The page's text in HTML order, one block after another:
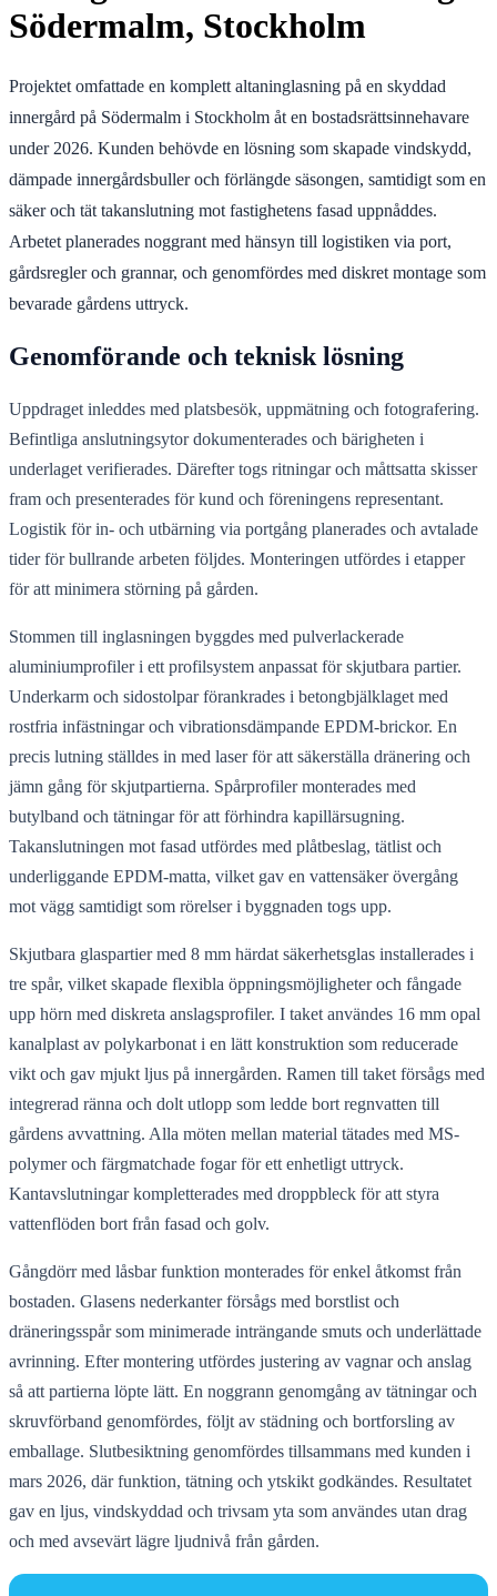
Södermalm, Stockholm
Projektet omfattade en komplett altaninglasning på en skyddad
innergård på Södermalm i Stockholm åt en bostadsrättsinnehavare
under 2026. Kunden behövde en lösning som skapade vindskydd,
dämpade innergårdsbuller och förlängde säsongen, samtidigt som en
säker och tät takanslutning mot fastighetens fasad uppnåddes.
Arbetet planerades noggrant med hänsyn till logistiken via port,
gårdsregler och grannar, och genomfördes med diskret montage som
bevarade gårdens uttryck.
Genomförande och teknisk lösning
Uppdraget inleddes med platsbesök, uppmätning och fotografering.
Befintliga anslutningsytor dokumenterades och bärigheten i
underlaget verifierades. Därefter togs ritningar och måttsatta skisser
fram och presenterades för kund och föreningens representant.
Logistik för in- och utbärning via portgång planerades och avtalade
tider för bullrande arbeten följdes. Monteringen utfördes i etapper
för att minimera störning på gården.
Stommen till inglasningen byggdes med pulverlackerade
aluminiumprofiler i ett profilsystem anpassat för skjutbara partier.
Underkarm och sidostolpar förankrades i betongbjälklaget med
rostfria infästningar och vibrationsdämpande EPDM-brickor. En
precis lutning ställdes in med laser för att säkerställa dränering och
jämn gång för skjutpartierna. Spårprofiler monterades med
butylband och tätningar för att förhindra kapillärsugning.
Takanslutningen mot fasad utfördes med plåtbeslag, tätlist och
underliggande EPDM-matta, vilket gav en vattensäker övergång
mot vägg samtidigt som rörelser i byggnaden togs upp.
Skjutbara glaspartier med 8 mm härdat säkerhetsglas installerades i
tre spår, vilket skapade flexibla öppningsmöjligheter och fångade
upp hörn med diskreta anslagsprofiler. I taket användes 16 mm opal
kanalplast av polykarbonat i en lätt konstruktion som reducerade
vikt och gav mjukt ljus på innergården. Ramen till taket försågs med
integrerad ränna och dolt utlopp som ledde bort regnvatten till
gårdens avvattning. Alla möten mellan material tätades med MS-
polymer och färgmatchade fogar för ett enhetligt uttryck.
Kantavslutningar kompletterades med droppbleck för att styra
vattenflöden bort från fasad och golv.
Gångdörr med låsbar funktion monterades för enkel åtkomst från
bostaden. Glasens nederkanter försågs med borstlist och
dräneringsspår som minimerade inträngande smuts och underlättade
avrinning. Efter montering utfördes justering av vagnar och anslag
så att partierna löpte lätt. En noggrann genomgång av tätningar och
skruvförband genomfördes, följt av städning och bortforsling av
emballage. Slutbesiktning genomfördes tillsammans med kunden i
mars 2026, där funktion, tätning och ytskikt godkändes. Resultatet
gav en ljus, vindskyddad och trivsam yta som användes utan drag
och med avsevärt lägre ljudnivå från gården.